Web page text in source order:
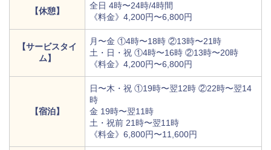
【休憩】
全日 4時〜24時/4時間
《料金》4,200円〜6,800円
【サービスタイ
ム】
月〜金 ①4時〜18時 ②13時〜21時
土・日・祝 ①4時〜16時 ②13時〜20時
《料金》4,200円〜6,800円
【宿泊】
日〜木・祝 ①19時〜翌12時 ②22時〜翌14
時
金 19時〜翌11時
土・祝前 21時〜翌11時
《料金》6,800円〜11,600円